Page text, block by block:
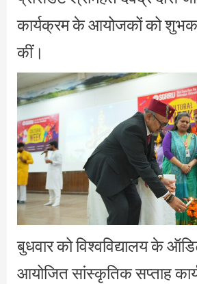
कार्यक्रम के आयोजकों को
कीं।
बुधवार को विश्वविद्यालय के
आयोजित सांस्कृतिक सप्ताह